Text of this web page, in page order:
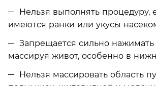
Нельзя выполнять процедуру,
имеются ранки или укусы
Запрещается сильно нажимать
массируя живот, особенно в
Нельзя массировать область